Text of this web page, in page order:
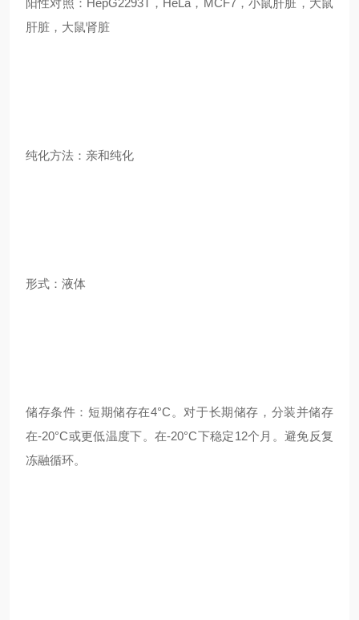
阳性对照：HepG2293T，HeLa，MCF7，小鼠肝脏，大鼠
肝脏，大鼠肾脏
纯化方法：亲和纯化
形式：液体
储存条件：短期储存在4°C。对于长期储存，分装并储存
在-20°C或更低温度下。在-20°C下稳定12个月。避免反复
冻融循环。